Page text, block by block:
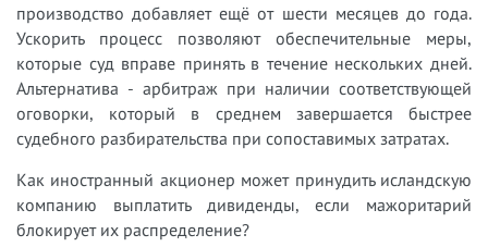
производство добавляет ещё от шести месяцев до года.
Ускорить процесс позволяют обеспечительные меры,
которые суд вправе принять в течение нескольких дней.
Альтернатива - арбитраж при наличии соответствующей
оговорки, который в среднем завершается быстрее
судебного разбирательства при сопоставимых затратах.
Как иностранный акционер может принудить исландскую
компанию выплатить дивиденды, если мажоритарий
блокирует их распределение?